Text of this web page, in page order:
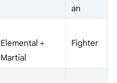
an
Elemental +
Martial
Fighter